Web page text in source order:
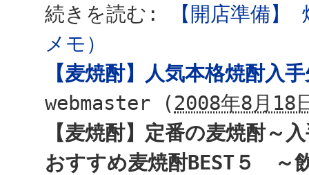
続きを読む:
【開店準備】
メモ）
【麦焼酎】人気本格焼酎入
webmaster (2008年8月
【麦焼酎】定番の麦焼酎～
おすすめ麦焼酎BEST５ ～